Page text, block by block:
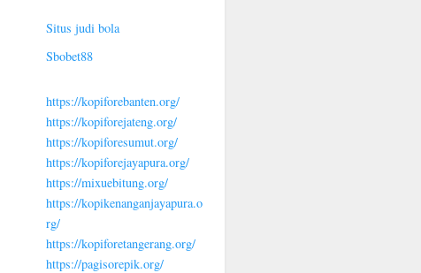
Situs judi bola
Sbobet88
https://kopiforebanten.org/
https://kopiforejateng.org/
https://kopiforesumut.org/
https://kopiforejayapura.org/
https://mixuebitung.org/
https://kopikenanganjayapura.o
rg/
https://kopiforetangerang.org/
https://pagisorepik.org/